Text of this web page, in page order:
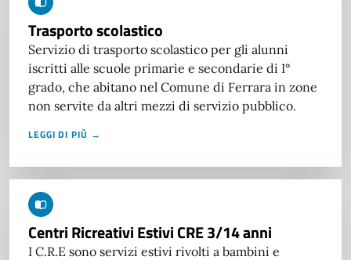
Trasporto scolastico
Servizio di trasporto scolastico per gli alunni
iscritti alle scuole primarie e secondarie di I°
grado, che abitano nel Comune di Ferrara in zone
non servite da altri mezzi di servizio pubblico.
LEGGI DI PIÙ →
Centri Ricreativi Estivi CRE 3/14 anni
I C.R.E sono servizi estivi rivolti a bambini e